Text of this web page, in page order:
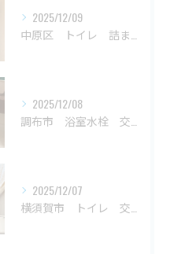
2025/12/09
2025/12/08
2025/12/07